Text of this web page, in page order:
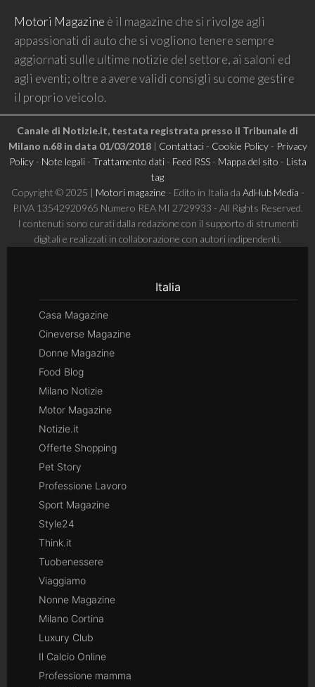
Motori Magazine è il magazine che si rivolge agli
appassionati di auto che si vogliono tenere sempre
aggiornati sulle ultime notizie del settore, ai saloni ed
agli eventi; oltre a avere validi consigli su come gestire
il proprio veicolo.
Canale di Notizie.it, testata registrata presso il Tribunale di
Milano n.68 in data 01/03/2018| Contattaci- Cookie Policy- Privacy
Policy- Note legali- Trattamento dati- Feed RSS- Mappa del sito - Lista
tag
Copyright © 2025 | Motori magazine - Edito in Italia da AdHub Media -
P.IVA 13542920965 Numero REA MI 2729933 - All Rights Reserved.
I contenuti sono curati dalla redazione con il supporto di strumenti
digitali e realizzati in collaborazione con autori indipendenti.
Italia
Casa Magazine
Cineverse Magazine
Donne Magazine
Food Blog
Milano Notizie
Motor Magazine
Notizie.it
Offerte Shopping
Pet Story
Professione Lavoro
Sport Magazine
Style24
Think.it
Tuobenessere
Viaggiamo
Nonne Magazine
Milano Cortina
Luxury Club
Il Calcio Online
Professione mamma